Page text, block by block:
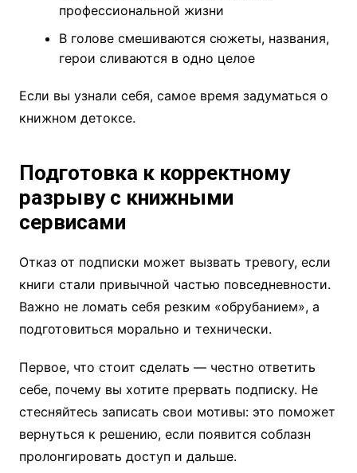
профессиональной жизни
В голове смешиваются сюжеты, названия,
герои сливаются в одно целое
Если вы узнали себя, самое время задуматься о
книжном детоксе.
Подготовка к корректному
разрыву с книжными
сервисами
Отказ от подписки может вызвать тревогу, если
книги стали привычной частью повседневности.
Важно не ломать себя резким «обрубанием», а
подготовиться морально и технически.
Первое, что стоит сделать — честно ответить
себе, почему вы хотите прервать подписку. Не
стесняйтесь записать свои мотивы: это поможет
вернуться к решению, если появится соблазн
пролонгировать доступ и дальше.